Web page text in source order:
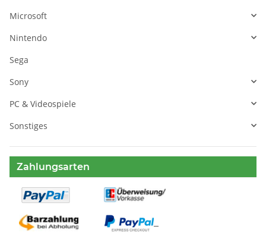
Microsoft
Nintendo
Sega
Sony
PC & Videospiele
Sonstiges
Zahlungsarten